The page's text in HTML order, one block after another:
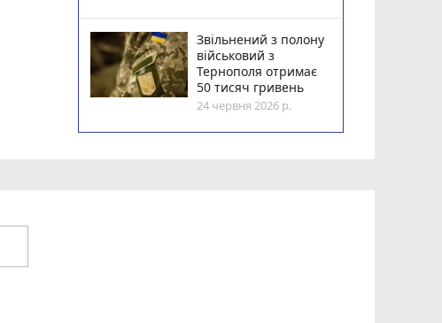
Звільнений з полону
військовий з
Тернополя отримає
50 тисяч гривень
24 червня 2026 р.